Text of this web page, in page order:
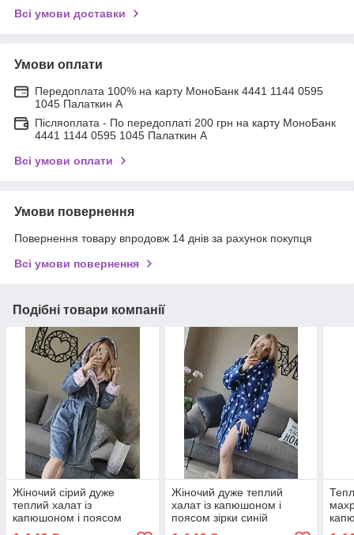
Всі умови доставки
Умови оплати
Передоплата 100% на карту МоноБанк 4441 1144 0595
1045 Палаткин А
Післяоплата - По передоплаті 200 грн на карту МоноБанк
4441 1144 0595 1045 Палаткин А
Всі умови оплати
Умови повернення
Повернення товару впродовж 14 днів за рахунок покупця
Всі умови повернення
Подібні товари компанії
Жіночий сірий дуже
теплий халат із
капюшоном і поясом
Жіночий дуже теплий
халат із капюшоном і
поясом зірки синій